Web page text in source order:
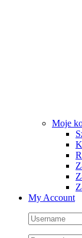
Moje
My Account